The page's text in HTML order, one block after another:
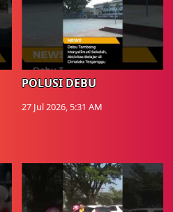
POLUSI DEBU
27 Jul 2026, 5:31 AM